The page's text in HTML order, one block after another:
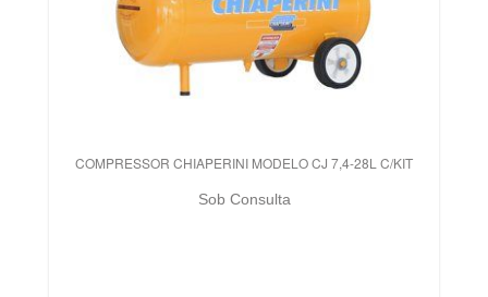
COMPRESSOR CHIAPERINI MODELO CJ 7,4-28L C/KIT
Sob Consulta